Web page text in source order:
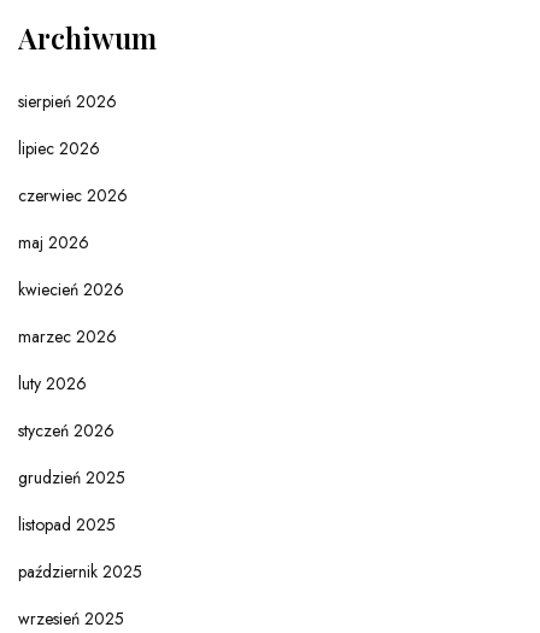
Archiwum
sierpień 2026
lipiec 2026
czerwiec 2026
maj 2026
kwiecień 2026
marzec 2026
luty 2026
styczeń 2026
grudzień 2025
listopad 2025
październik 2025
wrzesień 2025